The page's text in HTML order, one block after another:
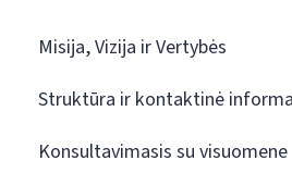
Misija, Vizija ir Vertybės
Struktūra ir kontaktinė
Konsultavimasis su visuomene